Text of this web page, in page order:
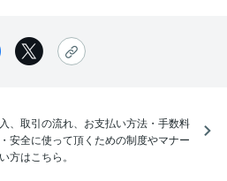
、取引の流れ、お支払い方法・手数料
安全に使って頂くための制度やマナー
方はこちら。